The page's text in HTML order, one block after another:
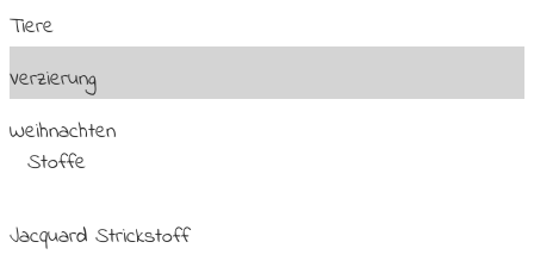
Tiere
Verzierung
Weihnachten
Stoffe
Jacquard Strickstoff